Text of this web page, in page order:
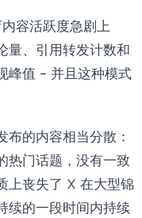
内容活跃度急剧上
量、引用转发计数和
峰值 - 并且这种模式
布的内容相当分散：
热门话题，没有一致
上丧失了 X 在大型锦
续的一段时间内持续